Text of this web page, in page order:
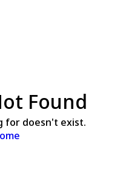
Found
for doesn't exist.